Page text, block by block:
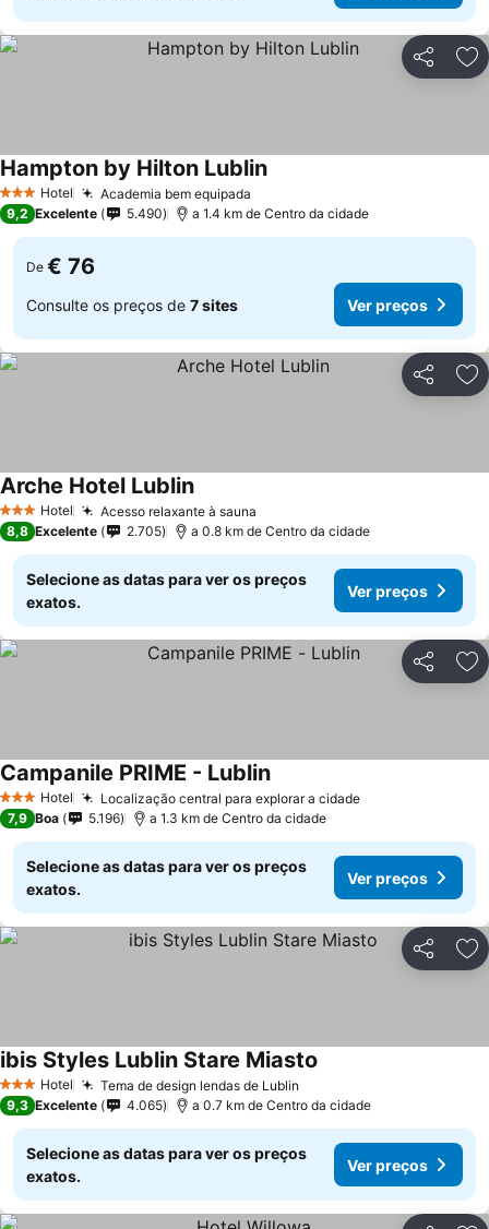
Partilhar
3 EstrelasHotel Academia bem equipada
Hampton by Hilton LublinVer preços
9,2 Excelente 5.490 a 1.4 km de Centro da cidade
De € 76
Consulte os preços de 7 sites Ver preços
Partilhar
3 EstrelasHotel Acesso relaxante à sauna
Arche Hotel LublinVer preços
8,8 Excelente 2.705 a 0.8 km de Centro da cidade
Selecione as datas para ver os preços
exatos.
Ver preços
Partilhar
3 EstrelasHotel Localização central para explorar a cidadeVer preços
Campanile PRIME - LublinVer preços
7,9 Boa 5.196 a 1.3 km de Centro da cidade
Selecione as datas para ver os preços
exatos.
Ver preços
Partilhar
3 EstrelasHotel Tema de design lendas de Lublin
ibis Styles Lublin Stare Miasto
9,3 Excelente 4.065 a 0.7 km de Centro da cidade
Selecione as datas para ver os preços
exatos.
Ver preços